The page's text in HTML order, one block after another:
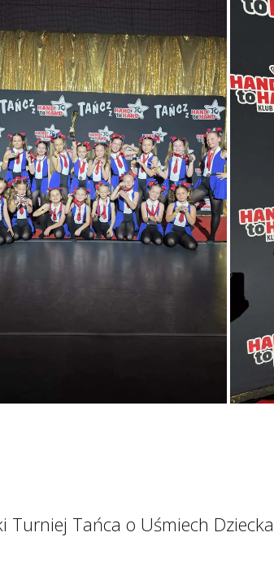
Turniej Tańca o Uśmiech Dziecka